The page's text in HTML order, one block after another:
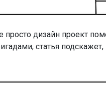
дизайн проект
статья